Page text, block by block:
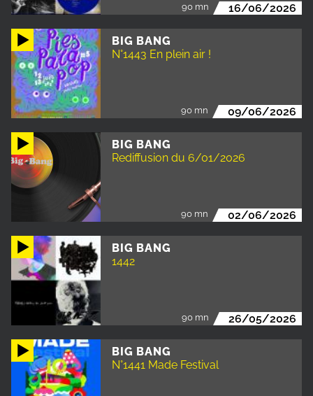
90 mn 16/06/2026
BIG BANG
N°1443 En plein air !
90 mn 09/06/2026
BIG BANG
Rediffusion du 6/01/2026
90 mn 02/06/2026
BIG BANG
1442
90 mn 26/05/2026
BIG BANG
N°1441 Made Festival